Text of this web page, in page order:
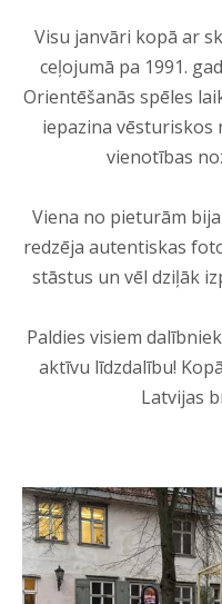
Visu janvāri kopā ar
ceļojumā pa 1991.
Orientēšanās spēles
iepazina
vienotības
Viena no pieturām
redzēja autentiskas
stāstus un vēl dziļāk
Paldies visiem
aktīvu līdzdalību!
Latvijas